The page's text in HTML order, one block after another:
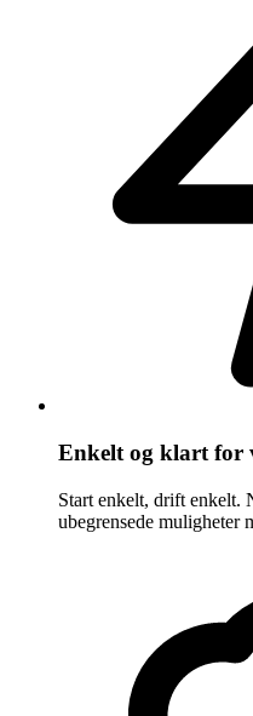
Enkelt og klart for
Start enkelt, drift enkelt.
ubegrensede muligheter